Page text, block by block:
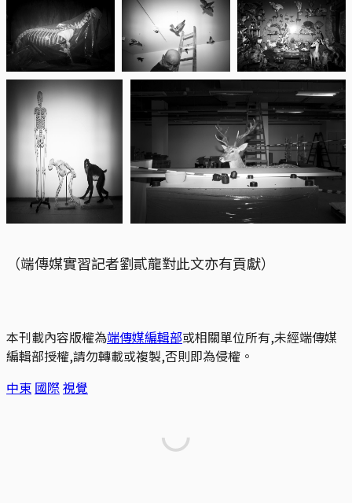
（端傳媒實習記者劉貳龍對此文亦有貢獻）
本刊載內容版權為端傳媒編輯部或相關單位所有,未經端傳媒
編輯部授權,請勿轉載或複製,否則即為侵權。
中東 國際 視覺